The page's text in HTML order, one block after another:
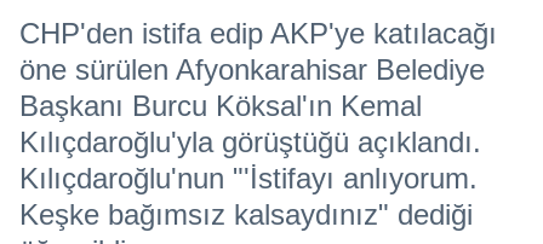
CHP'den istifa edip AKP'ye katılacağı
öne sürülen Afyonkarahisar Belediye
Başkanı Burcu Köksal'ın Kemal
Kılıçdaroğlu'yla görüştüğü açıklandı.
Kılıçdaroğlu'nun "'İstifayı anlıyorum.
Keşke bağımsız kalsaydınız" dediği